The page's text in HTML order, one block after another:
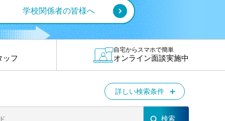
活かす
かす
ッフ
自宅からスマホで簡単
オンライン面談実施中
学校関係者の皆様へ
詳しい検索条件